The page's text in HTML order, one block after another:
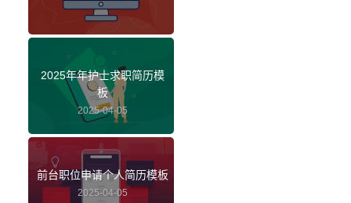
2025年年护士求职简历模
板
2025-04-05
前台职位申请个人简历模板
2025-04-05